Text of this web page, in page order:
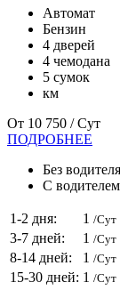
Автомат
Бензин
4 дверей
4 чемодана
5 сумок
км
От 10 750 / Сут
ПОДРОБНЕЕ
Без водителя
С водителем
1-2 дня: 1 /Сут
3-7 дней: 1 /Сут
8-14 дней: 1 /Сут
15-30 дней: 1 /Сут